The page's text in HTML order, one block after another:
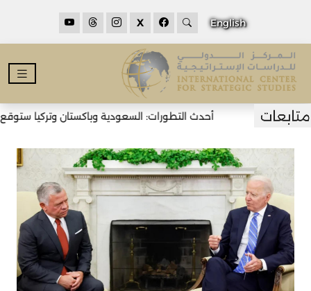
English
X
أحدث التطورات: السعودية وباكستان وتركيا ستوقع